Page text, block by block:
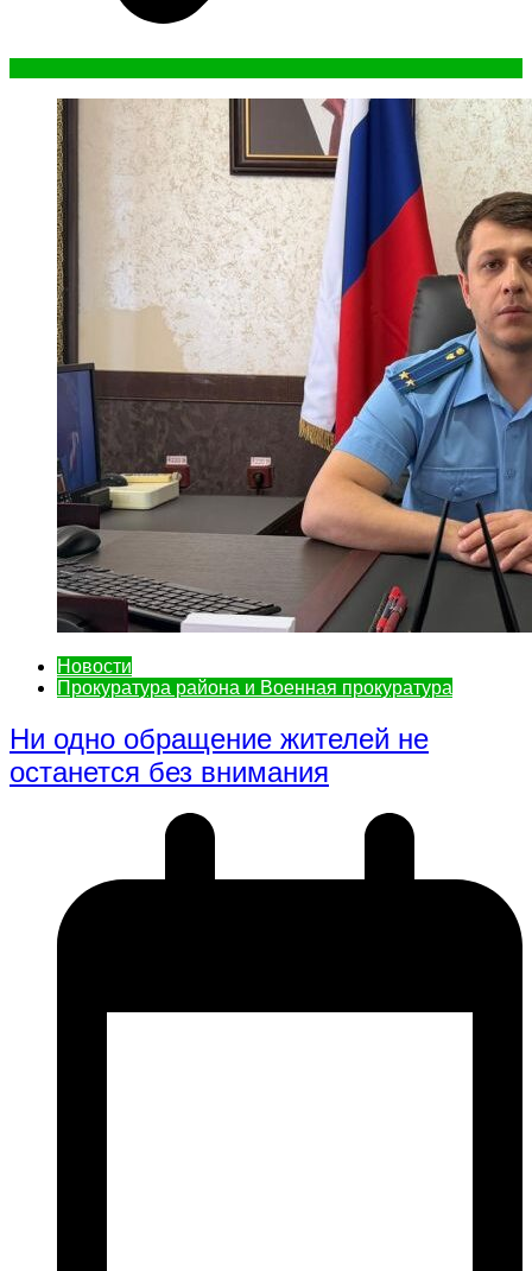
Новости
Прокуратура района и Военная прокуратура
Ни одно обращение жителей не
останется без внимания